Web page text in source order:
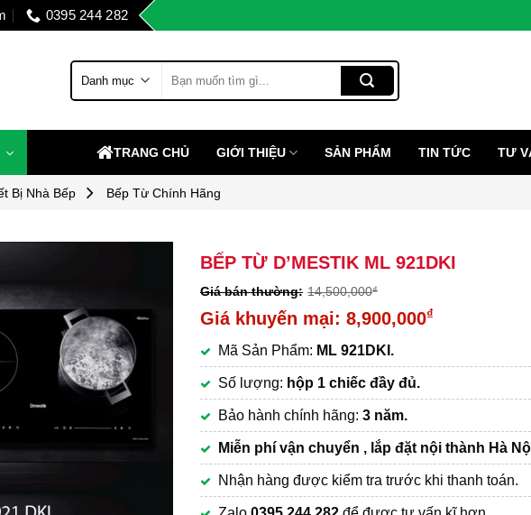
0395 244 282
kiếm:
TRANG CHỦ GIỚI THIỆU SẢN PHẨM TIN TỨC TƯ
Bị Nhà Bếp Bếp Từ Chính Hãng
BẾP TỪ D’MESTIK ML 921DKI
14,500,000₫
Giá
là:
14,500,000₫.
8,900,000₫
hiện
tại
là:
8,900,000₫.
Mã Sản Phẩm: ML 921DKI.
Số lượng: hộp 1 chiếc đầy đủ.
Bảo hành chính hãng:3 năm.
Miễn phí vận chuyển , lắp đặt nội thành Hà
Nhận hàng được kiểm tra trước khi thanh toán.